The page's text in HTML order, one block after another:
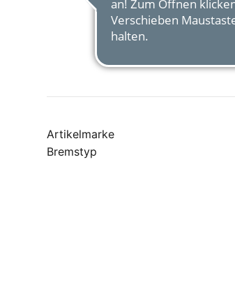
Artikelmarke
Bremstyp